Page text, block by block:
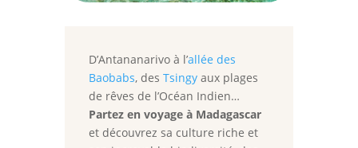
D’Antananarivo à l’allée des
Baobabs, des Tsingyaux plages
de rêves de l’Océan Indien…
Partez en voyage à Madagascar
et découvrez sa culture riche et